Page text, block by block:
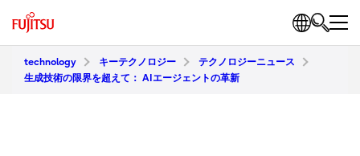
technology キーテクノロジー
テクノロジーニュース
生成技術の限界を超えて： AIエージェントの革新